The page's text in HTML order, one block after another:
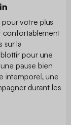
votre plus
confortablement
sur la
pour une
pause bien
intemporel, une
durant les